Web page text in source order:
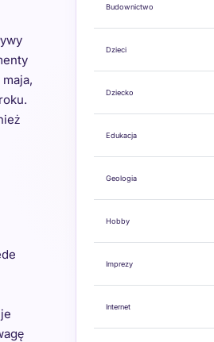
Budownictwo
Dzieci
Dziecko
Edukacja
Geologia
Hobby
Imprezy
Internet